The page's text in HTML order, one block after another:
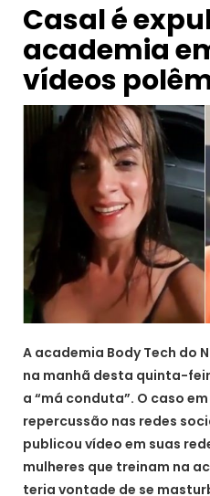
Casal é
academia
vídeos
A academia Body Tech do
na manhã desta quinta-
a “má conduta”. O caso
repercussão nas redes
publicou vídeo em suas
mulheres que treinam na
teria vontade de se